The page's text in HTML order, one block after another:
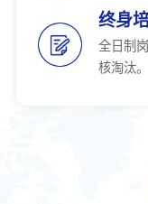
终身培
全日制
核淘汰。